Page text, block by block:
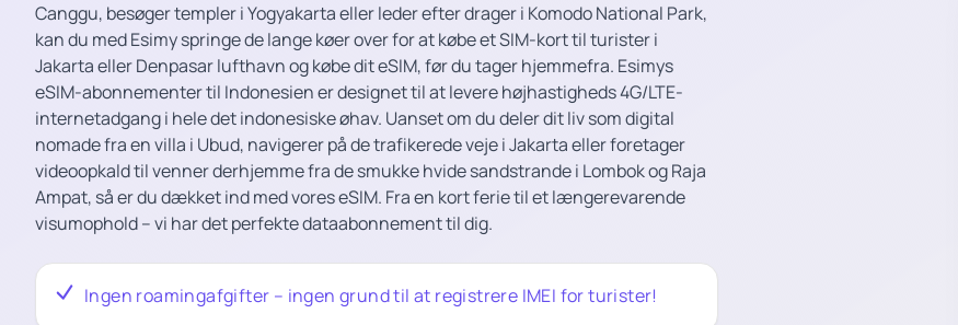
Canggu, besøger templer i Yogyakarta eller leder efter drager i Komodo National Park,
kan du med Esimy springe de lange køer over for at købe et SIM-kort til turister i
Jakarta eller Denpasar lufthavn og købe dit eSIM, før du tager hjemmefra. Esimys
eSIM-abonnementer til Indonesien er designet til at levere højhastigheds 4G/LTE-
internetadgang i hele det indonesiske øhav. Uanset om du deler dit liv som digital
nomade fra en villa i Ubud, navigerer på de trafikerede veje i Jakarta eller foretager
videoopkald til venner derhjemme fra de smukke hvide sandstrande i Lombok og Raja
Ampat, så er du dækket ind med vores eSIM. Fra en kort ferie til et længerevarende
visumophold – vi har det perfekte dataabonnement til dig.
Ingen roamingafgifter – ingen grund til at registrere IMEI for turister!